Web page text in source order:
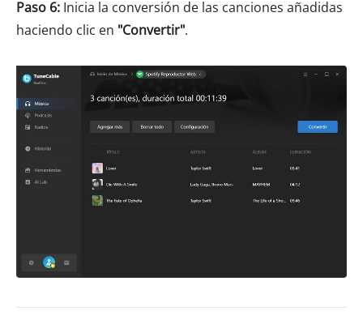
Paso 6: Inicia la conversión de las canciones añadidas
haciendo clic en "Convertir".